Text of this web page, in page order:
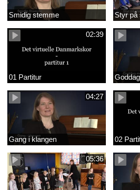
Smidig stemme Styr på
02:39
01 Partitur
04:27
Gang i klangen 02
05:36